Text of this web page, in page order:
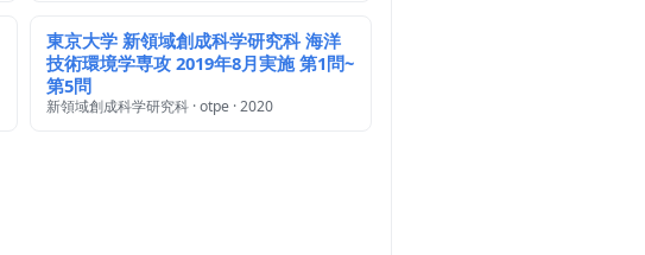
東京大学 新領域創成科学研究科 海洋
技術環境学専攻 2019年8月実施 第1問~
第5問
新領域創成科学研究科 · otpe · 2020